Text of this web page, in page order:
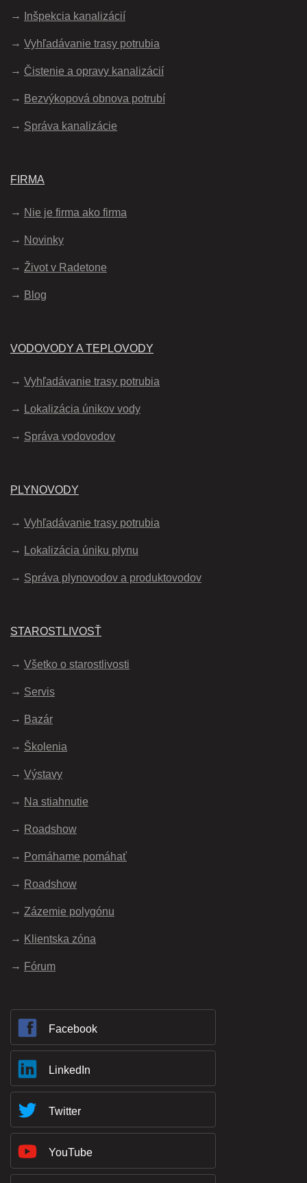
Inšpekcia kanalizácií
Vyhľadávanie trasy potrubia
Čistenie a opravy kanalizácií
Bezvýkopová obnova potrubí
Správa kanalizácie
FIRMA
Nie je firma ako firma
Novinky
Život v Radetone
Blog
VODOVODY A TEPLOVODY
Vyhľadávanie trasy potrubia
Lokalizácia únikov vody
Správa vodovodov
PLYNOVODY
Vyhľadávanie trasy potrubia
Lokalizácia úniku plynu
Správa plynovodov a produktovodov
STAROSTLIVOSŤ
Všetko o starostlivosti
Servis
Bazár
Školenia
Výstavy
Na stiahnutie
Roadshow
Pomáhame pomáhať
Roadshow
Zázemie polygónu
Klientska zóna
Fórum
Facebook
LinkedIn
Twitter
YouTube